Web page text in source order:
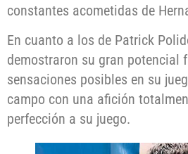
constantes acometidas de
En cuanto a los de Patrick
demostraron su gran potencial
sensaciones posibles en su
campo con una afición
perfección a su juego.